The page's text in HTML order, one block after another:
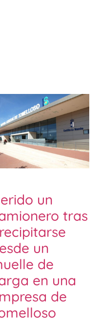
un
tras
un
de
en una
de